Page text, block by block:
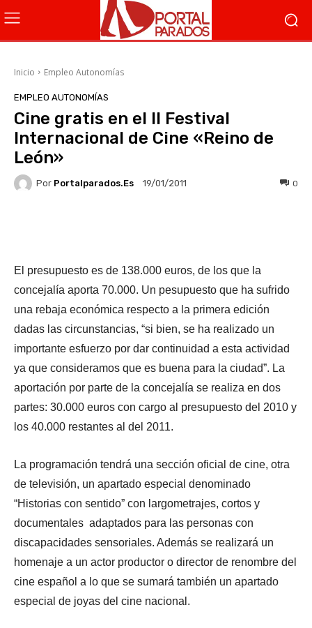
Inicio Empleo Autonomías
EMPLEO AUTONOMÍAS
Cine gratis en el II Festival
Internacional de Cine «Reino de
León»
Por Portalparados.es 19/01/2011 0
El presupuesto es de 138.000 euros, de los que la
concejalía aporta 70.000. Un pesupuesto que ha sufrido
una rebaja económica respecto a la primera edición
dadas las circunstancias, “si bien, se ha realizado un
importante esfuerzo por dar continuidad a esta actividad
ya que consideramos que es buena para la ciudad”. La
aportación por parte de la concejalía se realiza en dos
partes: 30.000 euros con cargo al presupuesto del 2010 y
los 40.000 restantes al del 2011.
La programación tendrá una sección oficial de cine, otra
de televisión, un apartado especial denominado
“Historias con sentido” con largometrajes, cortos y
documentales adaptados para las personas con
discapacidades sensoriales. Además se realizará un
homenaje a un actor productor o director de renombre del
cine español a lo que se sumará también un apartado
especial de joyas del cine nacional.